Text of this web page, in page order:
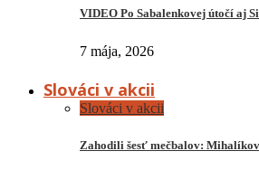
VIDEO Po Sabalenkovej útočí aj
7 mája, 2026
Slováci v akcii
Slováci v akcii
Zahodili šesť mečbalov: